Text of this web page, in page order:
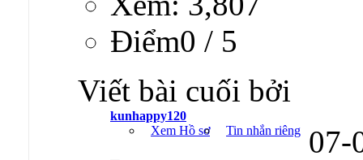
Ðiểm0 / 5
Viết bài cuối bởi
kunhappy120
Xem Hồ sơ
Tin nhắn riêng 07-